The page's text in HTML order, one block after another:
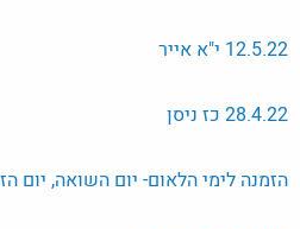
12.5.22 י"א אייר
28.4.22 כז ניסן
הזמנה לימי הלאום- יום השואה, יום